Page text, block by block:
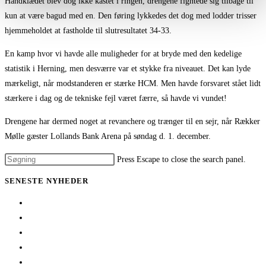
kun at være bagud med en. Den føring lykkedes det dog med lodder trisser
hjemmeholdet at fastholde til slutresultatet 34-33.
En kamp hvor vi havde alle muligheder for at bryde med den kedelige
statistik i Herning, men desværre var et stykke fra niveauet. Det kan lyde
mærkeligt, når modstanderen er stærke HCM. Men havde forsvaret stået lidt
stærkere i dag og de tekniske fejl været færre, så havde vi vundet!
Drengene har dermed noget at revanchere og trænger til en sejr, når Rækker
Mølle gæster Lollands Bank Arena på søndag d. 1. december.
Press Escape to close the search panel.
SENESTE NYHEDER